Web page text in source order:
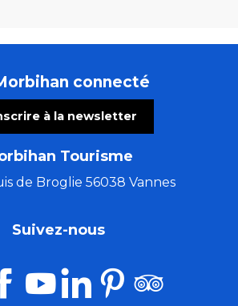
connecté
à la newsletter
Tourisme
de Broglie 56038 Vannes
Suivez-nous